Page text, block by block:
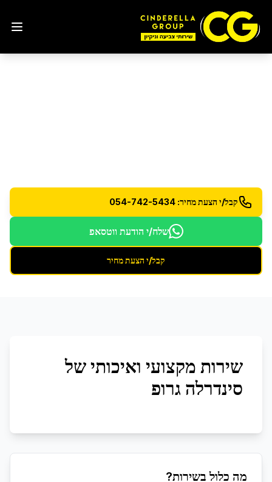
קבל/י הצעת מחיר: 054-742-5434
שלח/י הודעת ווטסאפ
קבל/י הצעת מחיר
שירות מקצועי ואיכותי של
סינדרלה גרופ
מה כלול בשירות?